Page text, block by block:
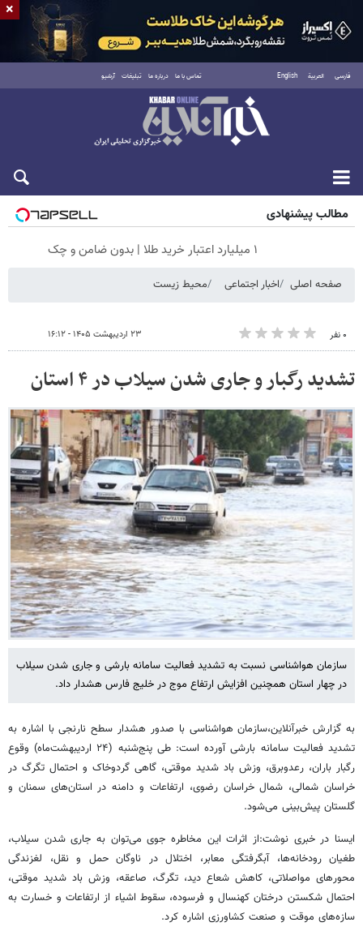
فارسی العربية English تماس با ما درباره ما تبلیغات آرشیو
جمعه ۱۶ مرداد ۱۴۰۵
مطالب پیشنهادی
۱ میلیارد اعتبار خرید طلا | بدون ضامن و چک
صفحه اصلی اخبار اجتماعی محیط زیست
۰ نفر ۲۳ اردیبهشت ۱۴۰۵ - ۱۶:۱۲
تشدید رگبار و جاری شدن سیلاب در ۴ استان
سازمان هواشناسی نسبت به تشدید فعالیت سامانه بارشی و جاری شدن سیلاب
در چهار استان همچنین افزایش ارتفاع موج در خلیج فارس هشدار داد.
به گزارش خبرآنلاین،سازمان هواشناسی با صدور هشدار سطح نارنجی با اشاره به
تشدید فعالیت سامانه بارشی آورده است: طی پنج‌شنبه (۲۴ اردیبهشت‌ماه) وقوع
رگبار باران، رعدوبرق، وزش باد شدید موقتی، گاهی گردوخاک و احتمال تگرگ در
خراسان شمالی، شمال خراسان رضوی، ارتفاعات و دامنه در استان‌های سمنان و
گلستان پیش‌بینی می‌شود.
ایسنا در خبری نوشت:از اثرات این مخاطره جوی می‌توان به جاری شدن سیلاب،
طغیان رودخانه‌ها، آبگرفتگی معابر، اختلال در ناوگان حمل و نقل، لغزندگی
محورهای مواصلاتی، کاهش شعاع دید، تگرگ، صاعقه، وزش باد شدید موقتی،
احتمال شکستن درختان کهنسال و فرسوده، سقوط اشیاء از ارتفاعات و خسارت به
سازه‌های موقت و صنعت کشاورزی اشاره کرد.
×